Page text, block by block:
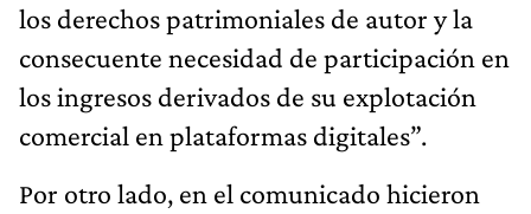
los derechos patrimoniales de autor y la
consecuente necesidad de participación en
los ingresos derivados de su explotación
comercial en plataformas digitales”.
Por otro lado, en el comunicado hicieron